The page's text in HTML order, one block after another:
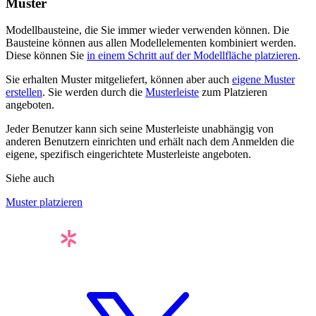
Modellbausteine, die Sie immer wieder verwenden können. Die
Bausteine können aus allen Modellelementen kombiniert werden.
Diese können Sie in einem Schritt auf der Modellfläche platzieren.
Sie erhalten Muster mitgeliefert, können aber auch eigene Muster
erstellen. Sie werden durch die Musterleiste zum Platzieren
angeboten.
Jeder Benutzer kann sich seine Musterleiste unabhängig von
anderen Benutzern einrichten und erhält nach dem Anmelden die
eigene, spezifisch eingerichtete Musterleiste angeboten.
Siehe auch
Muster platzieren